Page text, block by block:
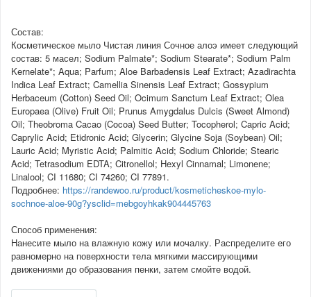
Состав:
Косметическое мыло Чистая линия Сочное алоэ имеет следующий
состав: 5 масел; Sodium Palmate*; Sodium Stearate*; Sodium Palm
Kernelate*; Aqua; Parfum; Aloe Barbadensis Leaf Extract; Azadirachta
Indica Leaf Extract; Camellia Sinensis Leaf Extract; Gossypium
Herbaceum (Cotton) Seed Oil; Ocimum Sanctum Leaf Extract; Olea
Europaea (Olive) Fruit Oil; Prunus Amygdalus Dulcis (Sweet Almond)
Oil; Theobroma Cacao (Cocoa) Seed Butter; Tocopherol; Capric Acid;
Caprylic Acid; Etidronic Acid; Glycerin; Glycine Soja (Soybean) Oil;
Lauric Acid; Myristic Acid; Palmitic Acid; Sodium Chloride; Stearic
Acid; Tetrasodium EDTA; Citronellol; Hexyl Cinnamal; Limonene;
Linalool; CI 11680; CI 74260; CI 77891.
Подробнее: https://randewoo.ru/product/kosmeticheskoe-mylo-
sochnoe-aloe-90g?ysclid=mebgoyhkak904445763
Способ применения:
Нанесите мыло на влажную кожу или мочалку. Распределите его
равномерно на поверхности тела мягкими массирующими
движениями до образования пенки, затем смойте водой.